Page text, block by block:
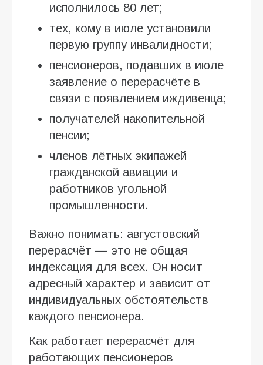
исполнилось 80 лет;
тех, кому в июле установили
первую группу инвалидности;
пенсионеров, подавших в июле
заявление о перерасчёте в
связи с появлением иждивенца;
получателей накопительной
пенсии;
членов лётных экипажей
гражданской авиации и
работников угольной
промышленности.
Важно понимать: августовский
перерасчёт — это не общая
индексация для всех. Он носит
адресный характер и зависит от
индивидуальных обстоятельств
каждого пенсионера.
Как работает перерасчёт для
работающих пенсионеров